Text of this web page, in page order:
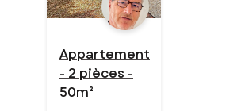
Appartement
- 2 pièces -
50m²